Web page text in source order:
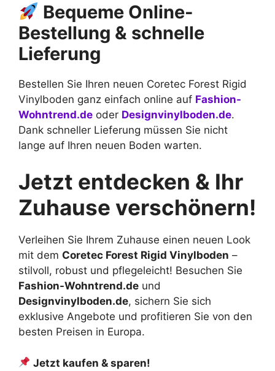
Bequeme Online-
Bestellung & schnelle
Lieferung
Bestellen Sie Ihren neuen Coretec Forest Rigid
Vinylboden ganz einfach online auf Fashion-
Wohntrend.de oder Designvinylboden.de.
Dank schneller Lieferung müssen Sie nicht
lange auf Ihren neuen Boden warten.
Jetzt entdecken & Ihr
Zuhause verschönern!
Verleihen Sie Ihrem Zuhause einen neuen Look
mit dem Coretec Forest Rigid Vinylboden –
stilvoll, robust und pflegeleicht! Besuchen Sie
Fashion-Wohntrend.de und
Designvinylboden.de, sichern Sie sich
exklusive Angebote und profitieren Sie von den
besten Preisen in Europa.
Jetzt kaufen & sparen!